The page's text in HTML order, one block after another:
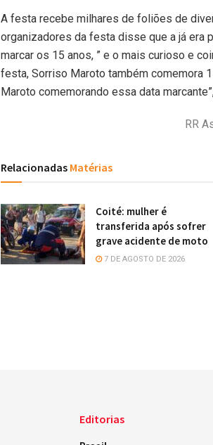
A festa recebe milhares de foliões de
organizadores da festa disse que a já era
marcar os 15 anos, ” e o mais curioso e
festa, Sorriso Maroto também comemora
Maroto comemorando essa data
RR
Relacionadas Matérias
Coité: mulher é
transferida após sofrer
grave acidente de moto
7 DE AGOSTO DE 2026
Editorias